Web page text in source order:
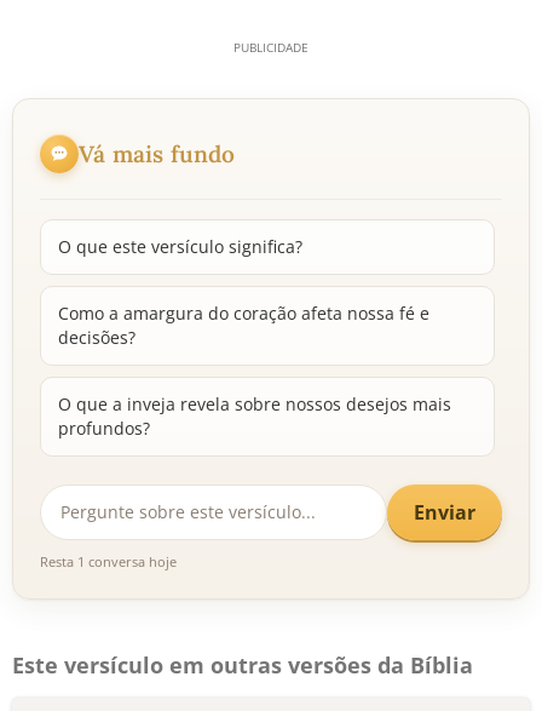
Vá mais fundo
O que este versículo significa?
Como a amargura do coração afeta nossa fé e
decisões?
O que a inveja revela sobre nossos desejos mais
profundos?
Enviar
Resta 1 conversa hoje
Este versículo em outras versões da Bíblia